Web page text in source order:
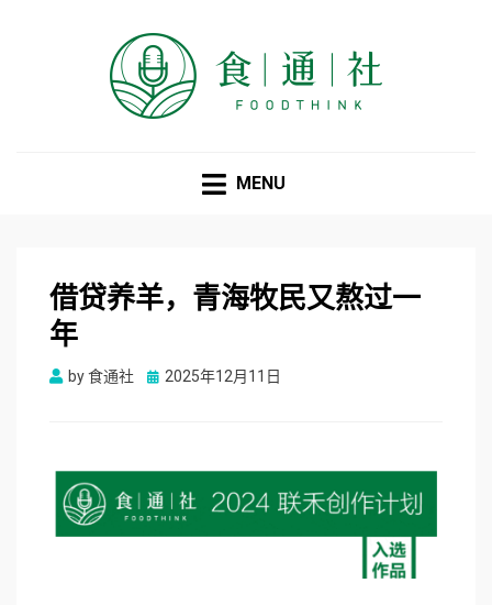
MENU
借贷养羊，青海牧民又熬过一
年
by食通社
Posted
2025年12月11日